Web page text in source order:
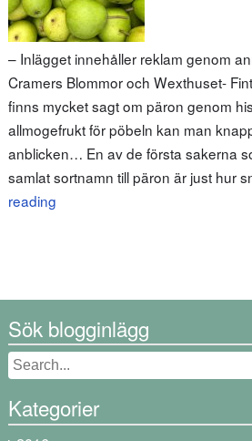
– Inlägget innehåller reklam genom
Cramers Blommor och Wexthuset-
finns mycket sagt om päron genom
allmogefrukt för pöbeln kan man
anblicken… En av de första sakerna
samlat sortnamn till päron är just hur
reading
Sök blogginlägg
Kategorier